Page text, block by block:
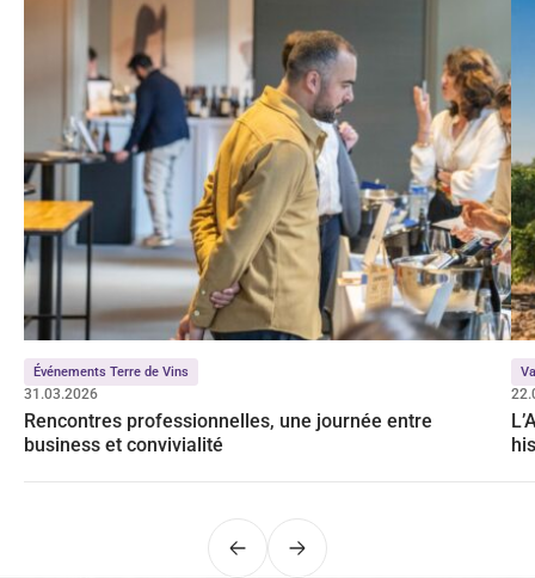
Événements Terre de Vins
31.03.2026
Rencontres professionnelles, une journée entre
business et convivialité
PrécédentSuivant